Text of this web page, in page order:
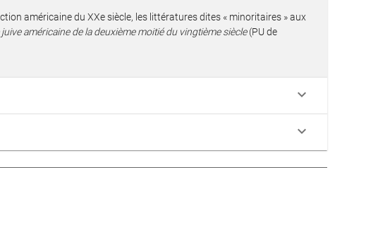
américaine du XXe siècle, les littératures dites « minoritaires » aux
américaine de la deuxième moitié du vingtième siècle(PU de
keyboard_arrow_down
keyboard_arrow_down